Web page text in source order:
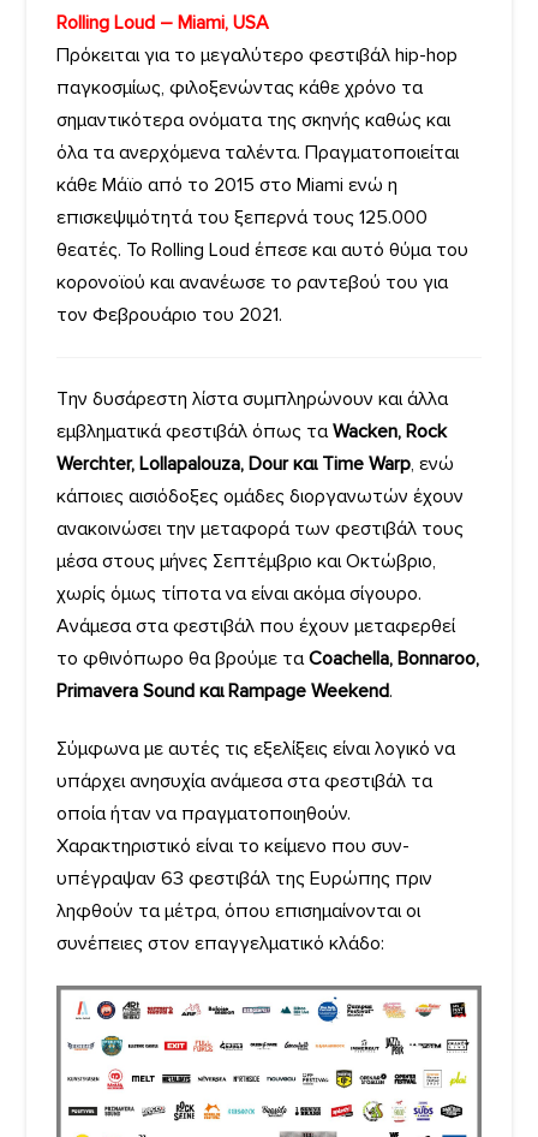
Rolling Loud – Miami, USA
Πρόκειται για το μεγαλύτερο φεστιβάλ hip-hop
παγκοσμίως, φιλοξενώντας κάθε χρόνο τα
σημαντικότερα ονόματα της σκηνής καθώς και
όλα τα ανερχόμενα ταλέντα. Πραγματοποιείται
κάθε Μάϊο από το 2015 στο Miami ενώ η
επισκεψιμότητά του ξεπερνά τους 125.000
θεατές. Το Rolling Loud έπεσε και αυτό θύμα του
κορονοϊού και ανανέωσε το ραντεβού του για
τον Φεβρουάριο του 2021.
Την δυσάρεστη λίστα συμπληρώνουν και άλλα
εμβληματικά φεστιβάλ όπως ταWacken, Rock
Werchter, Lollapalouza, Dour και Time Warp, ενώ
κάποιες αισιόδοξες ομάδες διοργανωτών έχουν
ανακοινώσει την μεταφορά των φεστιβάλ τους
μέσα στους μήνες Σεπτέμβριο και Οκτώβριο,
χωρίς όμως τίποτα να είναι ακόμα σίγουρο.
Ανάμεσα στα φεστιβάλ που έχουν μεταφερθεί
το φθινόπωρο θα βρούμε ταCoachella, Bonnaroo,
Primavera Sound και Rampage Weekend.
Σύμφωνα με αυτές τις εξελίξεις είναι λογικό να
υπάρχει ανησυχία ανάμεσα στα φεστιβάλ τα
οποία ήταν να πραγματοποιηθούν.
Χαρακτηριστικό είναι το κείμενο που συν-
υπέγραψαν 63 φεστιβάλ της Ευρώπης πριν
ληφθούν τα μέτρα, όπου επισημαίνονται οι
συνέπειες στον επαγγελματικό κλάδο: